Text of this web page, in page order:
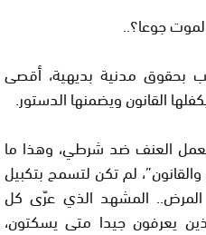
جوعا؟..
بحقوق مدنية بديهية، أقصى
القانون ويضمنها الدستور.
العنف ضد شرطي، وهذا ما
لم تكن لتسمح بتكبيل
المشهد الذي عرّى كل
يعرفون جيدا متى يسكتون،